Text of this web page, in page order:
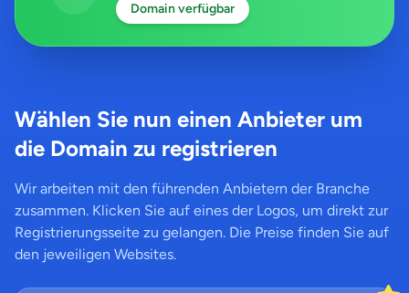
Domain verfügbar
Wählen Sie nun einen Anbieter um
die Domain zu registrieren
Wir arbeiten mit den führenden Anbietern der Branche
zusammen. Klicken Sie auf eines der Logos, um direkt zur
Registrierungsseite zu gelangen. Die Preise finden Sie auf
den jeweiligen Websites.